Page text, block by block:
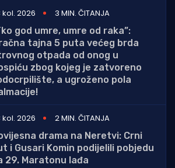
kol. 2026
3 MIN. ČITANJA
god umre, umre od raka”:
tajna 5 puta većeg brda
otpada od onog u
zbog kojeg je zatvoreno
a ugroženo pola
kol. 2026
2 MIN. ČITANJA
drama na Neretvi: Crni
i Gusari Komin podijelili pobjedu
29. Maratonu lađa